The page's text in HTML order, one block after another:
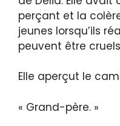
perçant et la
jeunes lorsqu’ils
peuvent être
Elle aperçut le
« Grand-père. »